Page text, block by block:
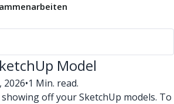
Model
2026•1 Min. read.
off your SketchUp models. To